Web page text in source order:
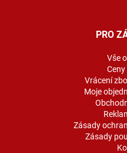
PRO
Vše
Vrácení
Moje
Zásady
Zásady